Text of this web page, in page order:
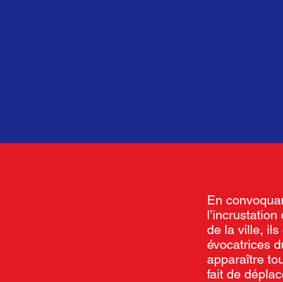
En
de la ville, ils
évocatrices
apparaître
fait de